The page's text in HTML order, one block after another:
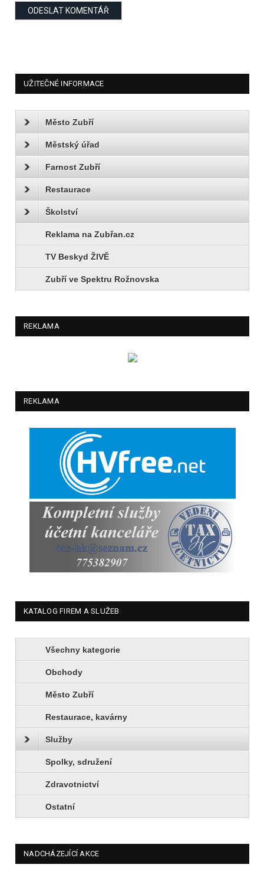
UŽITEČNÉ INFORMACE
Město Zubří
Městský úřad
Farnost Zubří
Restaurace
Školství
Reklama na Zubřan.cz
TV Beskyd ŽIVĚ
Zubří ve Spektru Rožnovska
REKLAMA
REKLAMA
KATALOG FIREM A SLUŽEB
Všechny kategorie
Obchody
Město Zubří
Restaurace, kavárny
Služby
Spolky, sdružení
Zdravotnictví
Ostatní
NADCHÁZEJÍCÍ AKCE